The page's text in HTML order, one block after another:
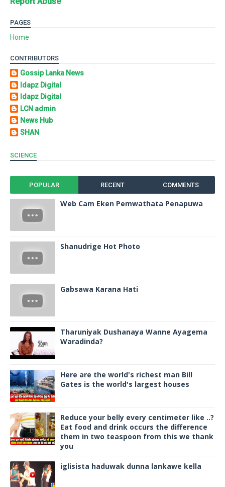
PAGES
Home
CONTRIBUTORS
Gossip Lanka News
Idapz Digital
Idapz Digital
LCN admin
News Hub
SHAN
SCIENCE
POPULAR RECENT COMMENTS
Web Cam Eken Pemwathata Penapuwa
Shanudrige Hot Photo
Gabsawa Karana Hati
Tharuniyak Dushanaya Wanne Ayagema
Waradinda?
Here are the world's richest man Bill
Gates is the world's largest houses
Reduce your belly every centimeter like ..?
Eat food and drink occurs the difference
them in two teaspoon from this we thank
you
iglisista haduwak dunna lankawe kella